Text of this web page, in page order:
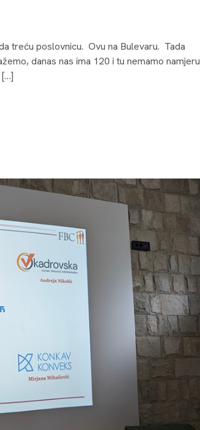
treću poslovnicu. Ovu na Bulevaru. Tada
danas nas ima 120 i tu nemamo namjeru
[…]